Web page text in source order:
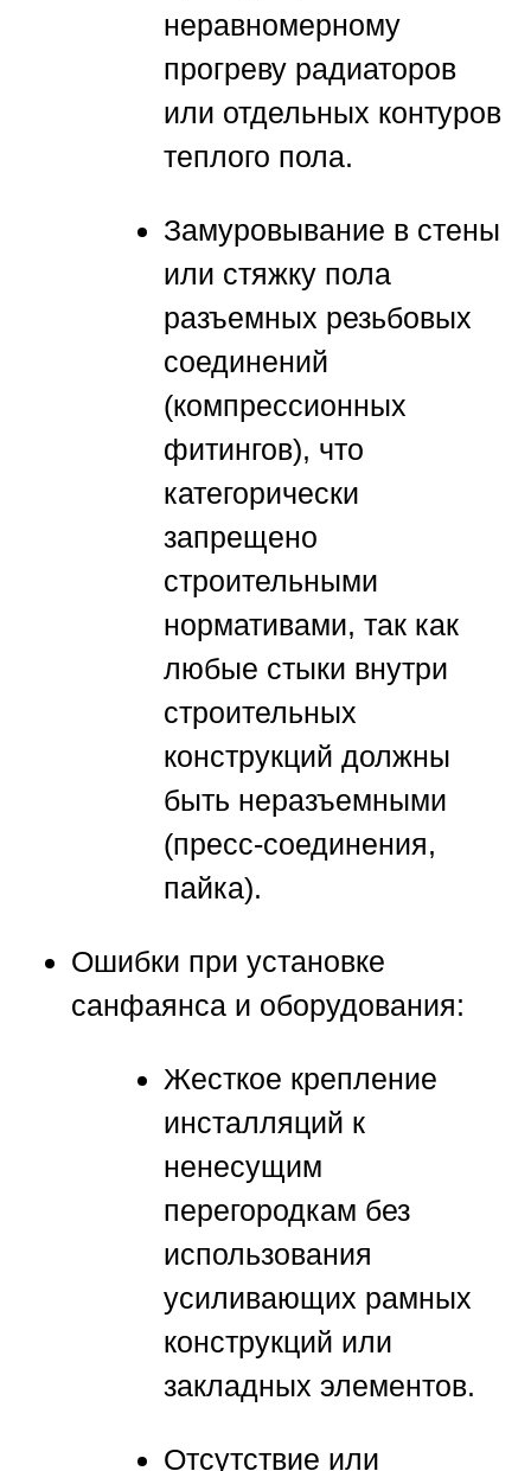
неравномерному
прогреву радиаторов
или отдельных контуров
теплого пола.
Замуровывание в стены
или стяжку пола
разъемных резьбовых
соединений
(компрессионных
фитингов), что
категорически
запрещено
строительными
нормативами, так как
любые стыки внутри
строительных
конструкций должны
быть неразъемными
(пресс-соединения,
пайка).
Ошибки при установке
санфаянса и оборудования:
Жесткое крепление
инсталляций к
ненесущим
перегородкам без
использования
усиливающих рамных
конструкций или
закладных элементов.
Отсутствие или